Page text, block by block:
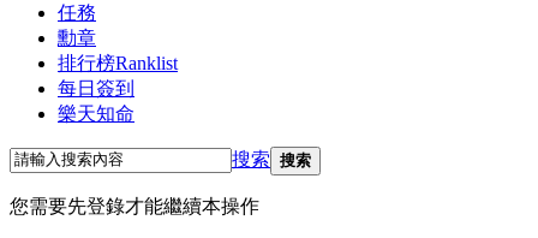
任務
勳章
排行榜Ranklist
每日簽到
樂天知命
搜索 搜索
您需要先登錄才能繼續本操作